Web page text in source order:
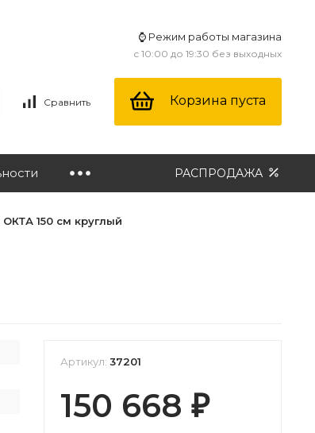
⌚ Режим работы магазина
с 10:00 до 19:30 без выходных
Сравнить Корзина пуста
РАСПРОДАЖА
150 см круглый
Артикул: 37201
150 668 ₽